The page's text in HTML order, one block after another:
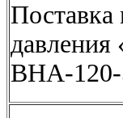
давления
ВНА-